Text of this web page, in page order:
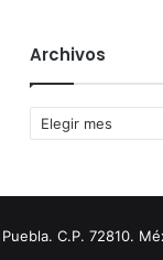
Archivos
Archivos
C.P. 72810.